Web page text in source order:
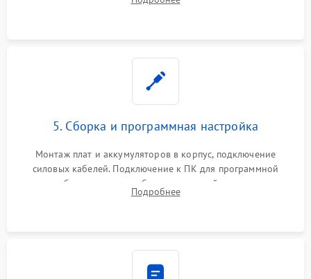
Восстановление поврежденных токоведущих дорожек и
5. Сборка и программная настройка
Монтаж плат и аккумуляторов в корпус, подключение
силовых кабелей. Подключение к ПК для программной
калибровки констант батареи, настройки порогов
срабатывания AVR и сброса счетчиков старения АКБ.
Подробнее